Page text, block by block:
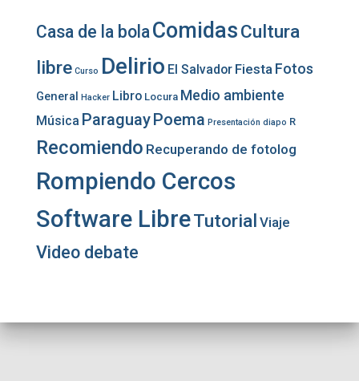
Casa de la bolaComidasCultura
libre Curso Delirio El Salvador Fiesta Fotos
General Hacker Libro Locura Medio ambiente
Música ParaguayPoema Presentación diapo R
Recomiendo Recuperando de fotolog
Rompiendo Cercos
Software LibreTutorial Viaje
Video debate